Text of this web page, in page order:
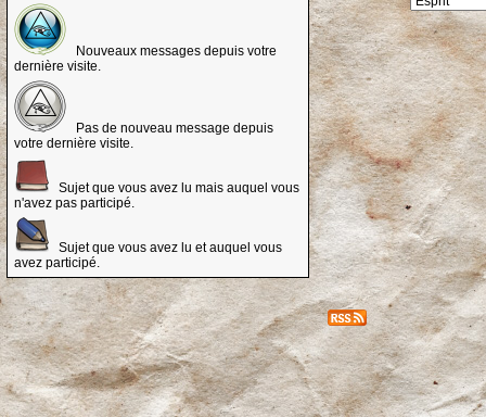
Nouveaux messages depuis votre
dernière visite.
Pas de nouveau message depuis
votre dernière visite.
Sujet que vous avez lu mais auquel vous
n'avez pas participé.
Sujet que vous avez lu et auquel vous
avez participé.